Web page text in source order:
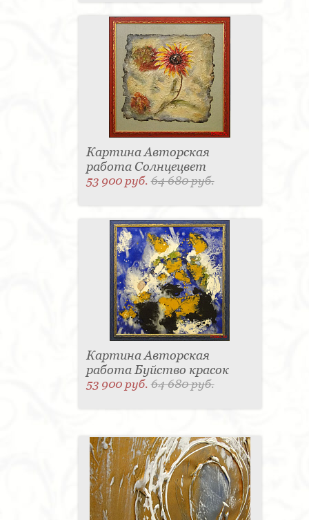
Картина Авторская
работа Солнцецвет
53 900 руб.64 680 руб.
Картина Авторская
работа Буйство красок
53 900 руб.64 680 руб.